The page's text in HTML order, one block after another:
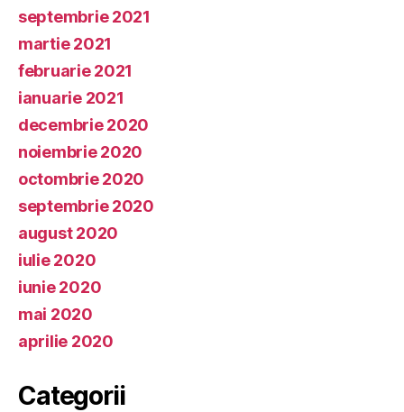
septembrie 2021
martie 2021
februarie 2021
ianuarie 2021
decembrie 2020
noiembrie 2020
octombrie 2020
septembrie 2020
august 2020
iulie 2020
iunie 2020
mai 2020
aprilie 2020
Categorii